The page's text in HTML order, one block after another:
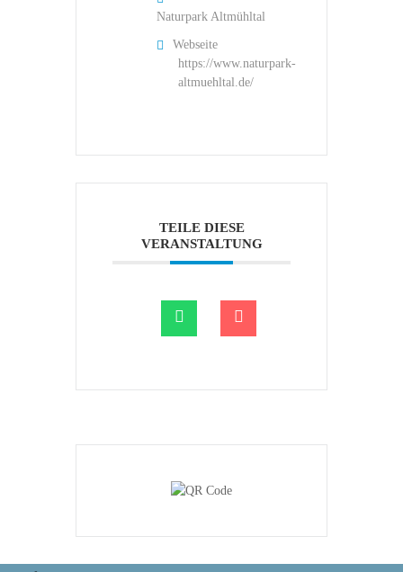
Naturpark Altmühltal
Webseite
https://www.naturpark-
altmuehltal.de/
TEILE DIESE
VERANSTALTUNG